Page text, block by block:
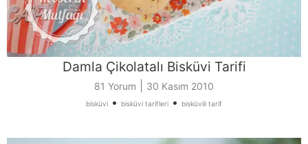
Damla Çikolatalı Bisküvi Tarifi
81 Yorum 30 Kasım 2010
bisküvi • bisküvi tarifleri • bisküvili tarif